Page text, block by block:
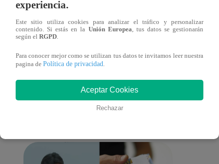
como nuevo fichaje para el Torneo
Clausura 2025
También te puede
interesar
experiencia.
Este sitio utiliza cookies para analizar el tráfico y personalizar
contenido. Si estás en la Unión Europea , tus datos se gestionarán
según el RGPD
Para conocer mejor como se utilizan tus datos te invitamos leer nuestra
pagina de Política de privacidad
Aceptar Cookies
Rechazar